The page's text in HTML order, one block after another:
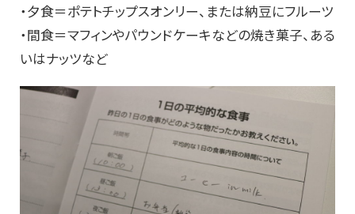
・夕食＝ポテトチップスオンリー、または納豆にフルーツ
・間食＝マフィンやパウンドケーキなどの焼き菓子、ある
いはナッツなど